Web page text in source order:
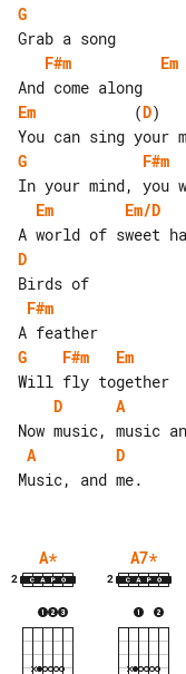
G
F#m
Em
Em
           (
D)
G
F#m
Em
Em/D
D
F#m
G
F#m
Em
D
A
A
D
A*
2
A7*
2